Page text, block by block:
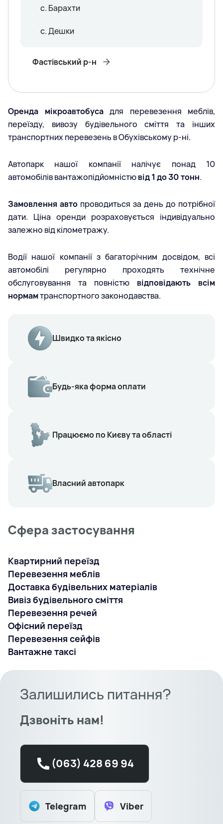
Оренда мікроавтобусадля перевезення меблів,
переїзду, вивозу будівельного сміття та інших
транспортних перевезень в Обухівському р-ні.
Автопарк нашої компанії налічує понад 10
автомобілів вантажопідйомністювід 1 до 30 тонн.
Замовлення авто проводиться за день до потрібної
дати. Ціна оренди розраховується індивідуально
залежно від кілометражу.
Водії нашої компанії з багаторічним досвідом, всі
автомобілі регулярно проходять технічне
обслуговування та повністю відповідають всім
нормамтранспортного законодавства.
Швидко та якісно
Будь-яка форма оплати
Працюємо по Києву та області
Власний автопарк
Сфера застосування
Квартирний переїзд
Перевезення меблів
Доставка будівельних матеріалів
Вивіз будівельного сміття
Перевезення речей
Офісний переїзд
Перевезення сейфів
Вантажне таксі
с. Барахти
с. Дешки
Фастівський р-н
Залишились питання?
Дзвоніть нам!
(063) 428 69 94
Telegram Viber